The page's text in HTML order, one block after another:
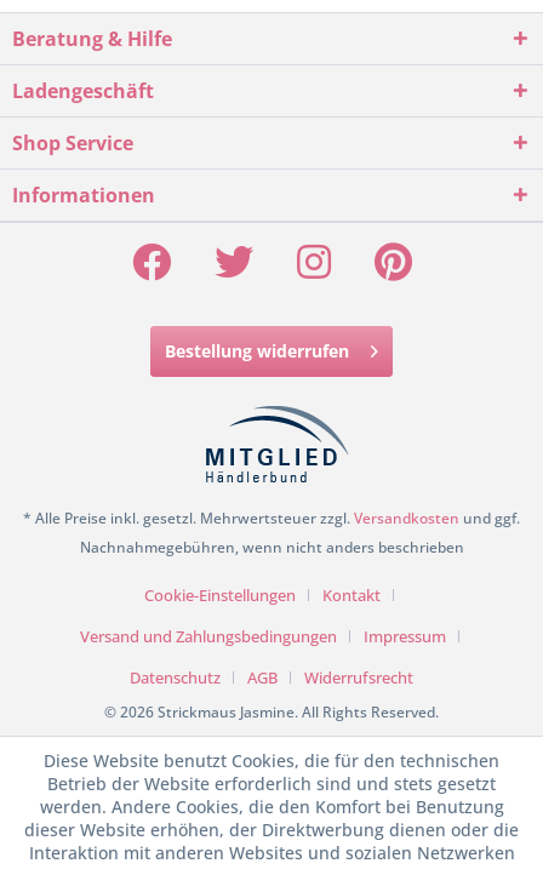
Beratung & Hilfe
Ladengeschäft
Shop Service
Informationen
Bestellung widerrufen
* Alle Preise inkl. gesetzl. Mehrwertsteuer zzgl.Versandkosten und ggf.
Nachnahmegebühren, wenn nicht anders beschrieben
Cookie-Einstellungen
Kontakt
Versand und Zahlungsbedingungen
Impressum
Datenschutz
AGB Widerrufsrecht
© 2026 Strickmaus Jasmine. All Rights Reserved.
Diese Website benutzt Cookies, die für den technischen
Betrieb der Website erforderlich sind und stets gesetzt
werden. Andere Cookies, die den Komfort bei Benutzung
dieser Website erhöhen, der Direktwerbung dienen oder die
Interaktion mit anderen Websites und sozialen Netzwerken